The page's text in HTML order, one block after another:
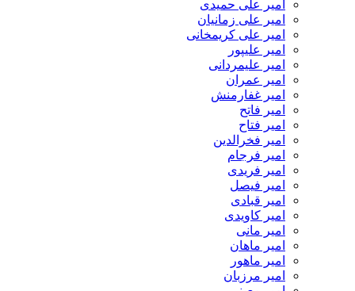
امیر علی حمیدی
امیر علی زمانیان
امیر علی کریمخانی
امیر علیپور
امیر علیمردانی
امیر عمران
امیر غفارمنش
امیر فاتح
امیر فتاح
امیر فخرالدین
امیر فرجام
امیر فریدی
امیر فیصل
امیر قبادی
امیر کاویدی
امیر مانی
امیر ماهان
امیر ماهور
امیر مرزبان